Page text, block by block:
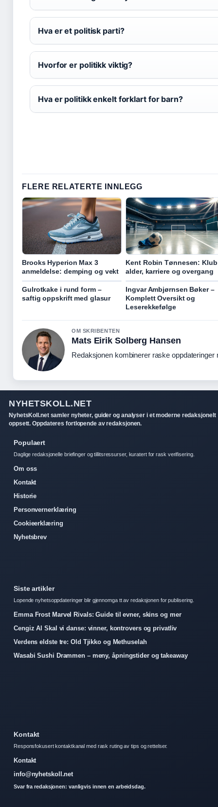
Hva er et politisk parti?
Hvorfor er politikk viktig?
Hva er politikk enkelt forklart for barn?
FLERE RELATERTE INNLEGG
Brooks Hyperion Max 3
anmeldelse: demping og vekt
Kent Robin Tønnesen:
alder, karriere og overgang
Gulrotkake i rund form –
saftig oppskrift med glasur
Ingvar Ambjørnsen Bøker –
Komplett Oversikt og
Leserekkefølge
OM SKRIBENTEN
Mats Eirik Solberg Hansen
Redaksjonen kombinerer raske oppdateringer
NYHETSKOLL.NET
NyhetsKoll.net samler nyheter, guider og analyser i et moderne redaksjonelt
oppsett. Oppdateres fortlopende av redaksjonen.
Populaert
Daglige redaksjonelle briefinger og tillitsressurser, kuratert for rask verifisering.
Om oss
Kontakt
Historie
Personvernerklæring
Cookieerklæring
Nyhetsbrev
Siste artikler
Lopende nyhetsoppdateringer blir gjennomga tt av redaksjonen for publisering.
Emma Frost Marvel Rivals: Guide til evner, skins og mer
Cengiz Al Skal vi danse: vinner, kontrovers og privatliv
Verdens eldste tre: Old Tjikko og Methuselah
Wasabi Sushi Drammen – meny, åpningstider og takeaway
Kontakt
Responsfokusert kontaktkanal med rask ruting av tips og rettelser.
Kontakt
info@nyhetskoll.net
Svar fra redaksjonen: vanligvis innen en arbeidsdag.